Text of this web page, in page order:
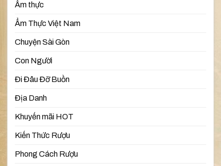
Ẩm thực
Ẩm Thực Việt Nam
Chuyện Sài Gòn
Con Người
Đi Đâu Đỡ Buồn
Địa Danh
Khuyến mãi HOT
Kiến Thức Rượu
Phong Cách Rượu